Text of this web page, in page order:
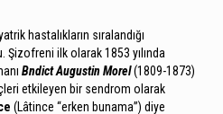
hastalıkların sıralandığı
ilk olarak 1853 yılında
Bndict Augustin Morel(1809-1873)
etkileyen bir sendrom olarak
(Lâtince “erken bunama”) diye